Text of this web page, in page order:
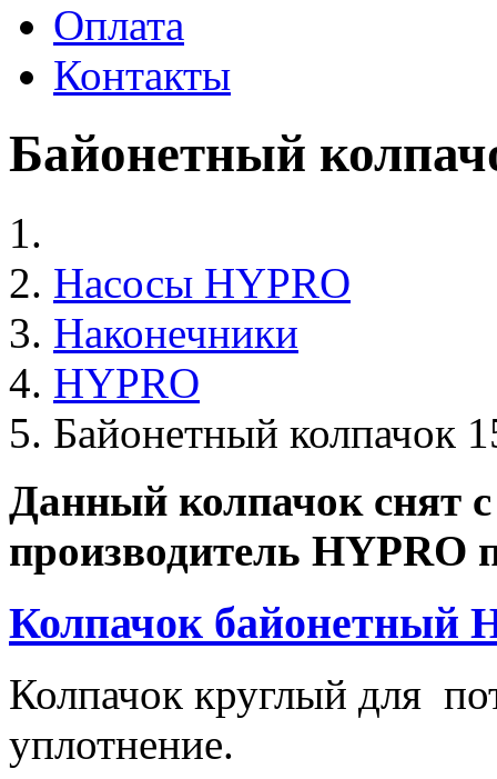
Оплата
Контакты
Байонетный
Насосы HYPRO
Наконечники
HYPRO
Байонетный колпачок
Данный колпачок снят с
производитель HYPRO
Колпачок байонетный
Колпачок круглый для
уплотнение.